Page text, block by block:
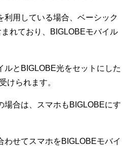
利用している場合、ベーシック
れており、BIGLOBEモバイル
ルとBIGLOBE光をセットにした
けられます。
場合は、スマホもBIGLOBEにす
わせてスマホをBIGLOBEモバイ